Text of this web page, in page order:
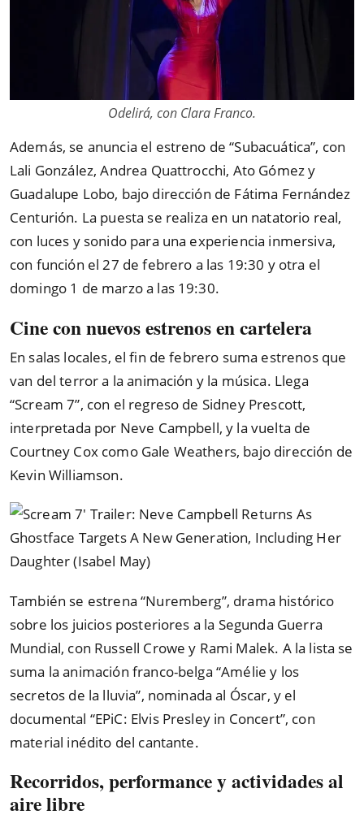
Odelirá, con Clara Franco.
Además, se anuncia el estreno de “Subacuática”, con
Lali González, Andrea Quattrocchi, Ato Gómez y
Guadalupe Lobo, bajo dirección de Fátima Fernández
Centurión. La puesta se realiza en un natatorio real,
con luces y sonido para una experiencia inmersiva,
con función el 27 de febrero a las 19:30 y otra el
domingo 1 de marzo a las 19:30.
Cine con nuevos estrenos en cartelera
En salas locales, el fin de febrero suma estrenos que
van del terror a la animación y la música. Llega
“Scream 7”, con el regreso de Sidney Prescott,
interpretada por Neve Campbell, y la vuelta de
Courtney Cox como Gale Weathers, bajo dirección de
Kevin Williamson.
También se estrena “Nuremberg”, drama histórico
sobre los juicios posteriores a la Segunda Guerra
Mundial, con Russell Crowe y Rami Malek. A la lista se
suma la animación franco-belga “Amélie y los
secretos de la lluvia”, nominada al Óscar, y el
documental “EPiC: Elvis Presley in Concert”, con
material inédito del cantante.
Recorridos, performance y actividades al
aire libre